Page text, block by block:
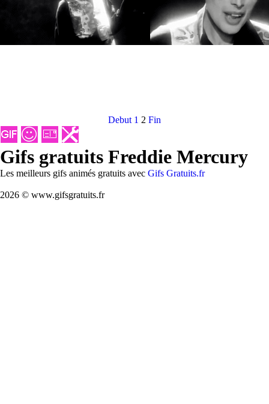
Debut 1 2 Fin
Gifs gratuits Freddie Mercury
Les meilleurs gifs animés gratuits avec Gifs Gratuits.fr
2026 © www.gifsgratuits.fr